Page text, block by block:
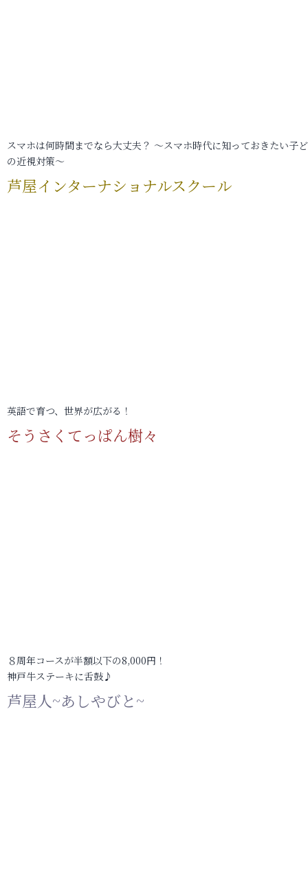
スマホは何時間までなら大丈夫？ ～スマホ時代に知っておきたい子
の近視対策～
芦屋インターナショナルスクール
英語で育つ、世界が広がる！
そうさくてっぱん樹々
８周年コースが半額以下の8,000円！
神戸牛ステーキに舌鼓♪
芦屋人~あしやびと~